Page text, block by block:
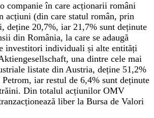
companie în care acționarii români
acțiuni (din care statul român, prin
deține 20,7%, iar 21,7% sunt deținute
din România, la care se adaugă
investitori individuali și alte entități
una dintre cele mai
listate din Austria, deține 51,2%
iar restul de 6,4% sunt deținute
Din totalul acțiunilor OMV
liber la Bursa de Valori